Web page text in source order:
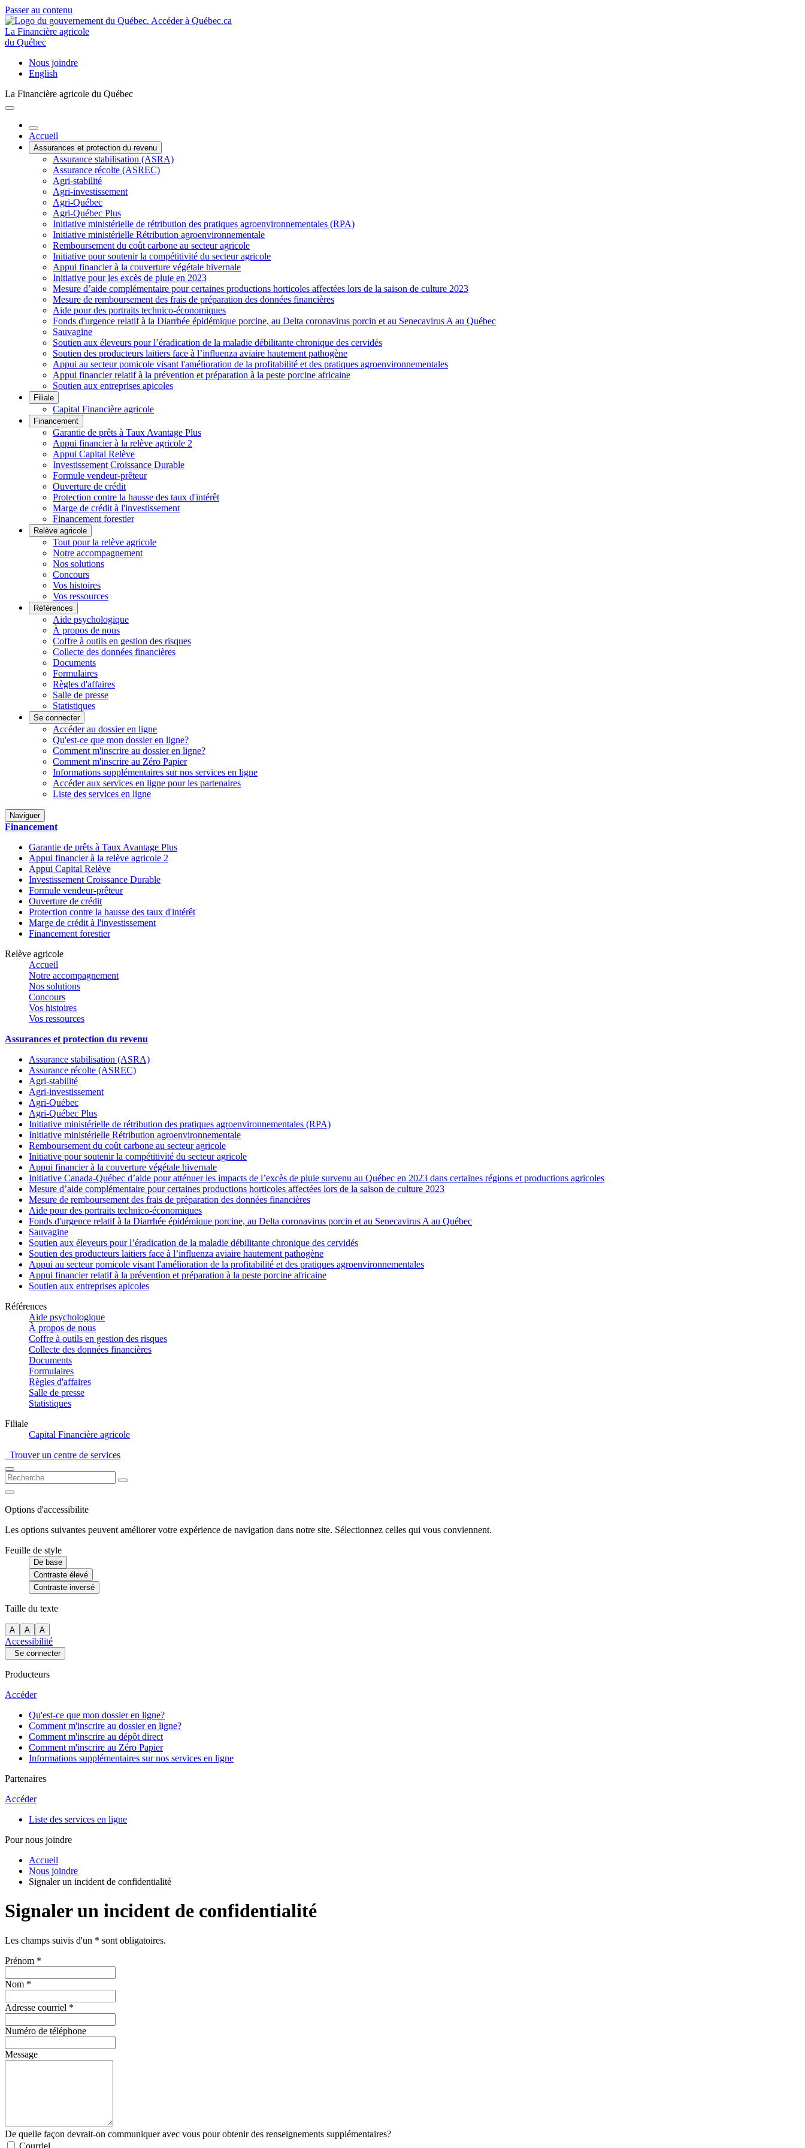
Passer au contenu
La Financière agricole
du Québec
Nous joindre
English
La Financière agricole du Québec
Accueil
Assurances et protection du revenu
Assurance stabilisation (ASRA)
Assurance récolte (ASREC)
Agri-stabilité
Agri-investissement
Agri-Québec
Agri-Québec Plus
Initiative ministérielle de rétribution des pratiques agroenvironnementales (RPA)
Initiative ministérielle Rétribution agroenvironnementale
Remboursement du coût carbone au secteur agricole
Initiative pour soutenir la compétitivité du secteur agricole
Appui financier à la couverture végétale hivernale
Initiative pour les excès de pluie en 2023
Mesure d’aide complémentaire pour certaines productions horticoles affectées lors de la saison de culture 2023
Mesure de remboursement des frais de préparation des données financières
Aide pour des portraits technico-économiques
Fonds d'urgence relatif à la Diarrhée épidémique porcine, au Delta coronavirus porcin et au Senecavirus A au Québec
Sauvagine
Soutien aux éleveurs pour l’éradication de la maladie débilitante chronique des cervidés
Soutien des producteurs laitiers face à l’influenza aviaire hautement pathogène
Appui au secteur pomicole visant l'amélioration de la profitabilité et des pratiques agroenvironnementales
Appui financier relatif à la prévention et préparation à la peste porcine africaine
Soutien aux entreprises apicoles
Filiale
Capital Financière agricole
Financement
Garantie de prêts à Taux Avantage Plus
Appui financier à la relève agricole 2
Appui Capital Relève
Investissement Croissance Durable
Formule vendeur-prêteur
Ouverture de crédit
Protection contre la hausse des taux d'intérêt
Marge de crédit à l'investissement
Financement forestier
Relève agricole
Tout pour la relève agricole
Notre accompagnement
Nos solutions
Concours
Vos histoires
Vos ressources
Références
Aide psychologique
À propos de nous
Coffre à outils en gestion des risques
Collecte des données financières
Documents
Formulaires
Règles d'affaires
Salle de presse
Statistiques
Se connecter
Accéder au dossier en ligne
Qu'est-ce que mon dossier en ligne?
Comment m'inscrire au dossier en ligne?
Comment m'inscrire au Zéro Papier
Informations supplémentaires sur nos services en ligne
Accéder aux services en ligne pour les partenaires
Liste des services en ligne
Naviguer
Financement
Garantie de prêts à Taux Avantage Plus
Appui financier à la relève agricole 2
Appui Capital Relève
Investissement Croissance Durable
Formule vendeur-prêteur
Ouverture de crédit
Protection contre la hausse des taux d'intérêt
Marge de crédit à l'investissement
Financement forestier
Relève agricole
Accueil
Notre accompagnement
Nos solutions
Concours
Vos histoires
Vos ressources
Assurances et protection du revenu
Assurance stabilisation (ASRA)
Assurance récolte (ASREC)
Agri-stabilité
Agri-investissement
Agri-Québec
Agri-Québec Plus
Initiative ministérielle de rétribution des pratiques agroenvironnementales (RPA)
Initiative ministérielle Rétribution agroenvironnementale
Remboursement du coût carbone au secteur agricole
Initiative pour soutenir la compétitivité du secteur agricole
Appui financier à la couverture végétale hivernale
Initiative Canada-Québec d’aide pour atténuer les impacts de l’excès de pluie survenu au Québec en 2023 dans certaines régions et productions agricoles
Mesure d’aide complémentaire pour certaines productions horticoles affectées lors de la saison de culture 2023
Mesure de remboursement des frais de préparation des données financières
Aide pour des portraits technico-économiques
Fonds d'urgence relatif à la Diarrhée épidémique porcine, au Delta coronavirus porcin et au Senecavirus A au Québec
Sauvagine
Soutien aux éleveurs pour l’éradication de la maladie débilitante chronique des cervidés
Soutien des producteurs laitiers face à l’influenza aviaire hautement pathogène
Appui au secteur pomicole visant l'amélioration de la profitabilité et des pratiques agroenvironnementales
Appui financier relatif à la prévention et préparation à la peste porcine africaine
Soutien aux entreprises apicoles
Références
Aide psychologique
À propos de nous
Coffre à outils en gestion des risques
Collecte des données financières
Documents
Formulaires
Règles d'affaires
Salle de presse
Statistiques
Filiale
Capital Financière agricole
Trouver un centre de services
Options d'accessibilite
Les options suivantes peuvent améliorer votre expérience de navigation dans notre site. Sélectionnez celles qui vous conviennent.
Feuille de style
De base
Contraste élevé
Contraste inversé
Taille du texte
A A A
Accessibilité
Se connecter
Producteurs
Accéder
Qu'est-ce que mon dossier en ligne?
Comment m'inscrire au dossier en ligne?
Comment m'inscrire au dépôt direct
Comment m'inscrire au Zéro Papier
Informations supplémentaires sur nos services en ligne
Partenaires
Accéder
Liste des services en ligne
Pour nous joindre
Accueil
Nous joindre
Signaler un incident de confidentialité
Signaler un incident de confidentialité
Les champs suivis d'un * sont obligatoires.
Prénom *
Nom *
Adresse courriel *
Numéro de téléphone
Message
De quelle façon devrait-on communiquer avec vous pour obtenir des renseignements supplémentaires?
Courriel